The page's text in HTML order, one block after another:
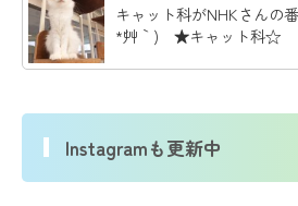
キャット科がNHKさんの
*´艸｀) ★キャット科☆
Instagramも更新中